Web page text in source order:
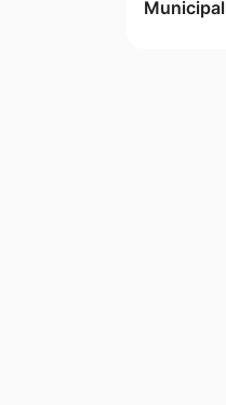
Municipal